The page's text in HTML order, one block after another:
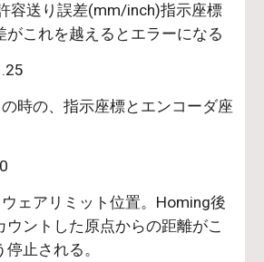
容送り誤差(mm/inch)指示座標
がこれを越えるとエラーになる
時の、指示座標とエンコーダ座
ェアリミット位置。Homing後
ウントした原点からの距離がこ
止される。